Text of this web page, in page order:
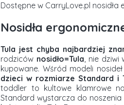
Dostępne w CarryLove.pl
Nosidła
Tula jest chyba najbardziej
rodziców nosidło=Tula, nie dziwi
kupowane. Wśród modeli
dzieci w rozmiarze Standard i
toddler to kultowe klamrowe
Standard wystarcza do noszenia